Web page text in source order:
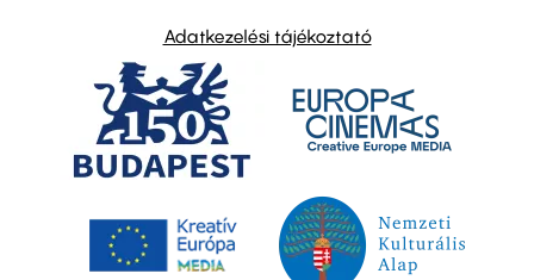
Adatkezelési tájékoztató